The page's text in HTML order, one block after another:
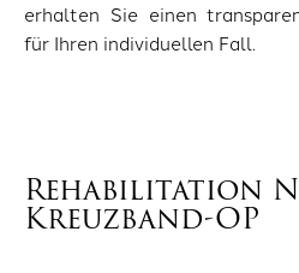
erhalten Sie einen
für Ihren individuellen Fall.
Rehabilitation
Kreuzband-OP